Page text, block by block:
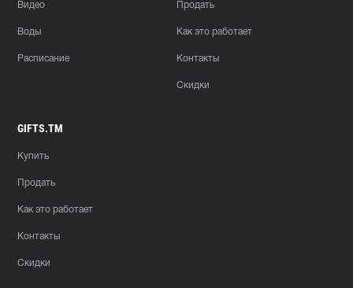
Видео
Воды
Расписание
Продать
Как это работает
Контакты
Скидки
GIFTS.TM
Купить
Продать
Как это работает
Контакты
Скидки